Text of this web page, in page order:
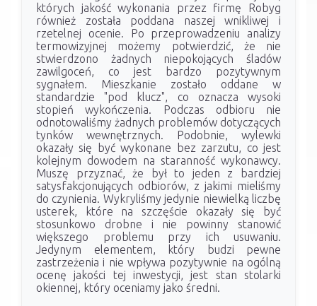
których jakość wykonania przez firmę Robyg
również została poddana naszej wnikliwej i
rzetelnej ocenie. Po przeprowadzeniu analizy
termowizyjnej możemy potwierdzić, że nie
stwierdzono żadnych niepokojących śladów
zawilgoceń, co jest bardzo pozytywnym
sygnałem. Mieszkanie zostało oddane w
standardzie "pod klucz", co oznacza wysoki
stopień wykończenia. Podczas odbioru nie
odnotowaliśmy żadnych problemów dotyczących
tynków wewnętrznych. Podobnie, wylewki
okazały się być wykonane bez zarzutu, co jest
kolejnym dowodem na staranność wykonawcy.
Muszę przyznać, że był to jeden z bardziej
satysfakcjonujących odbiorów, z jakimi mieliśmy
do czynienia. Wykryliśmy jedynie niewielką liczbę
usterek, które na szczęście okazały się być
stosunkowo drobne i nie powinny stanowić
większego problemu przy ich usuwaniu.
Jedynym elementem, który budzi pewne
zastrzeżenia i nie wpływa pozytywnie na ogólną
ocenę jakości tej inwestycji, jest stan stolarki
okiennej, który oceniamy jako średni.